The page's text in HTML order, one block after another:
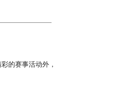
的赛事活动外，